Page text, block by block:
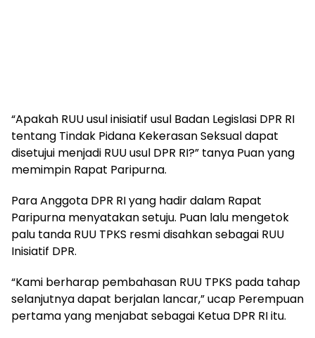
“Apakah RUU usul inisiatif usul Badan Legislasi DPR RI
tentang Tindak Pidana Kekerasan Seksual dapat
disetujui menjadi RUU usul DPR RI?” tanya Puan yang
memimpin Rapat Paripurna.
Para Anggota DPR RI yang hadir dalam Rapat
Paripurna menyatakan setuju. Puan lalu mengetok
palu tanda RUU TPKS resmi disahkan sebagai RUU
Inisiatif DPR.
“Kami berharap pembahasan RUU TPKS pada tahap
selanjutnya dapat berjalan lancar,” ucap Perempuan
pertama yang menjabat sebagai Ketua DPR RI itu.